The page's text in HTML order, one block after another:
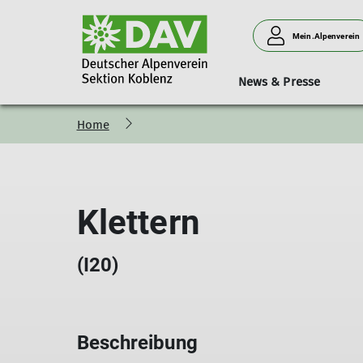
Mein.Alpenverein
News & Presse
Neues aus der Sektion
Geschäftsstelle Personen
Vorträge Kurse & Touren
Bergsteigen Donnerstagssport Familien
Hütten Verleih
Home
Klettern
(I20)
Beschreibung